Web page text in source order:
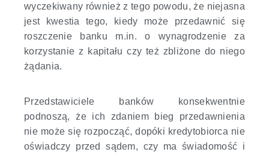
wyczekiwany również z tego powodu, że niejasna
jest kwestia tego, kiedy może przedawnić się
roszczenie banku m.in. o wynagrodzenie za
korzystanie z kapitału czy też zbliżone do niego
żądania.
Przedstawiciele banków konsekwentnie
podnoszą, że ich zdaniem bieg przedawnienia
nie może się rozpocząć, dopóki kredytobiorca nie
oświadczy przed sądem, czy ma świadomość i